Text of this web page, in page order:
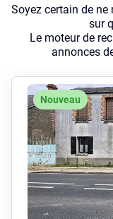
Soyez certain de
sur
Le moteur de
annonces
Nouveau